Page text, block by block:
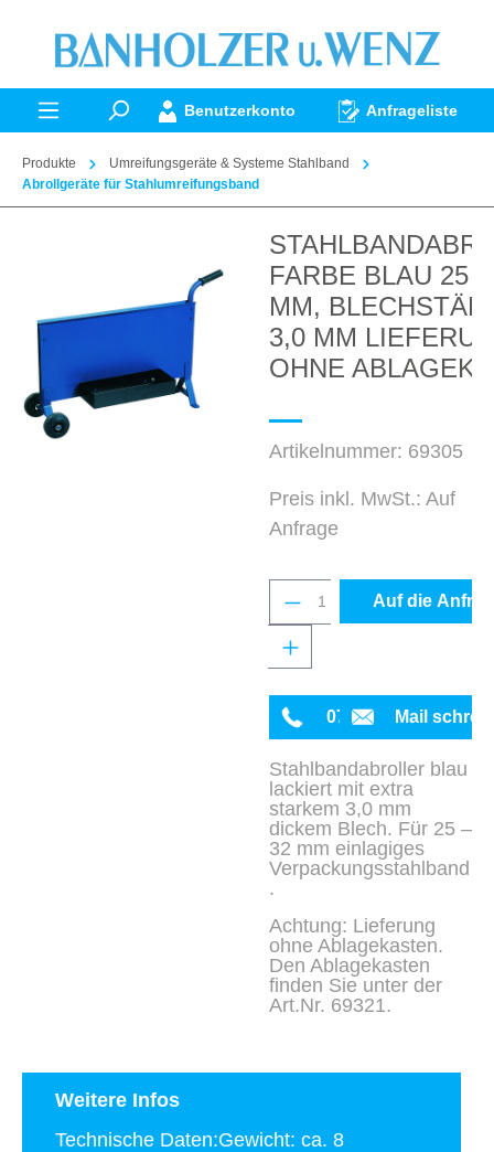
springen
Benutzerkonto Anfrageliste
Produkte
Umreifungsgeräte & Systeme Stahlband
Abrollgeräte für Stahlumreifungsband
FARBE BLAU 25
MM,
3,0 MM
OHNE
Artikelnummer: 69305
Preis inkl. MwSt.: Auf
Anfrage
Produkt Anzahl:
Auf die
0711 342934-0
Mail
Stahlbandabroller blau
lackiert mit extra
starkem 3,0 mm
dickem Blech. Für 25 –
32 mm einlagiges
Verpackungsstahlband
.
Achtung: Lieferung
ohne Ablagekasten.
Den Ablagekasten
finden Sie unter der
Art.Nr. 69321.
Weitere Infos
Technische Daten:Gewicht: ca. 8